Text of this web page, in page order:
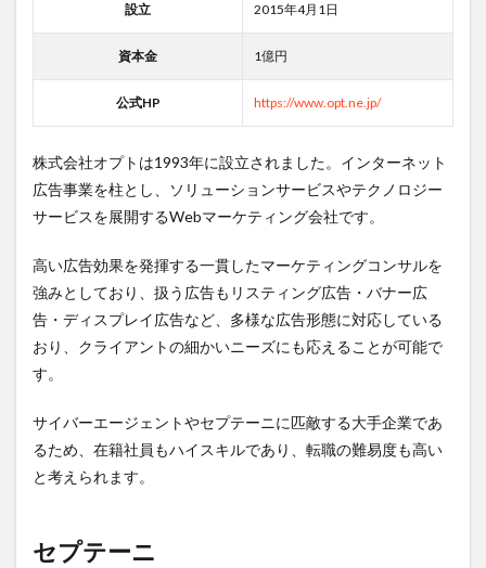
設立 2015年4月1日
資本金 1億円
公式HP https://www.opt.ne.jp/
株式会社オプトは1993年に設立されました。インターネット
広告事業を柱とし、ソリューションサービスやテクノロジー
サービスを展開するWebマーケティング会社です。
高い広告効果を発揮する一貫したマーケティングコンサルを
強みとしており、扱う広告もリスティング広告・バナー広
告・ディスプレイ広告など、多様な広告形態に対応している
おり、クライアントの細かいニーズにも応えることが可能で
す。
サイバーエージェントやセプテーニに匹敵する大手企業であ
るため、在籍社員もハイスキルであり、転職の難易度も高い
と考えられます。
セプテーニ